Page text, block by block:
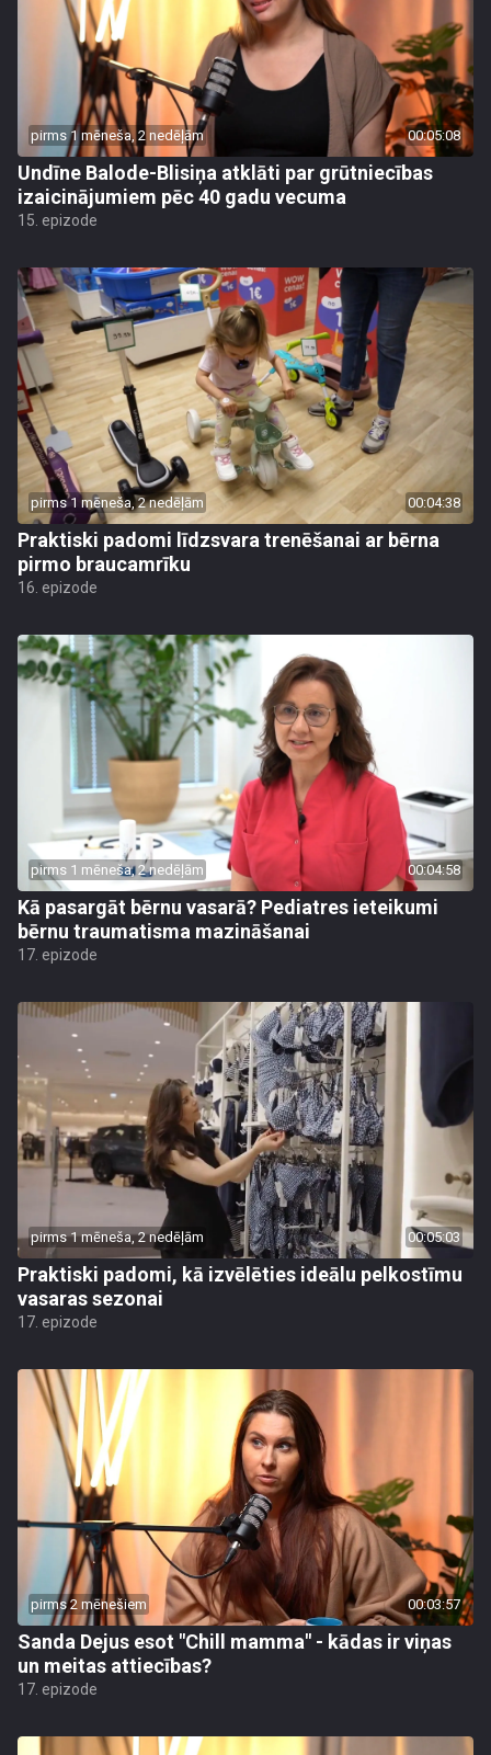
pirms 1 mēneša, 2 nedēļām 00:05:08
Undīne Balode-Blisiņa atklāti par grūtniecības
izaicinājumiem pēc 40 gadu vecuma
15. epizode
pirms 1 mēneša, 2 nedēļām 00:04:38
Praktiski padomi līdzsvara trenēšanai ar bērna
pirmo braucamrīku
16. epizode
pirms 1 mēneša, 2 nedēļām 00:04:58
Kā pasargāt bērnu vasarā? Pediatres ieteikumi
bērnu traumatisma mazināšanai
17. epizode
pirms 1 mēneša, 2 nedēļām 00:05:03
Praktiski padomi, kā izvēlēties ideālu pelkostīmu
vasaras sezonai
17. epizode
pirms 2 mēnešiem 00:03:57
Sanda Dejus esot "Chill mamma" - kādas ir viņas
un meitas attiecības?
17. epizode